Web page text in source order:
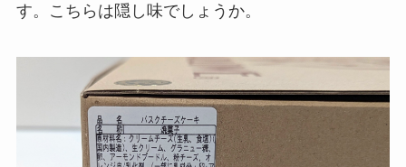
す。こちらは隠し味でしょうか。